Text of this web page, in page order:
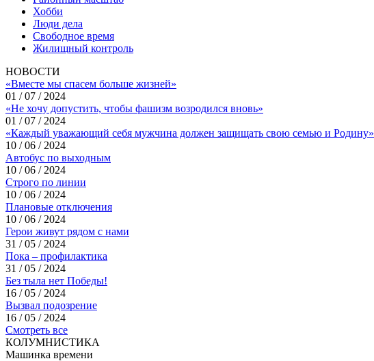
Хобби
Люди дела
Свободное время
Жилищный контроль
НОВОСТИ
«Вместе мы спасем больше жизней»
01 / 07 / 2024
«Не хочу допустить, чтобы фашизм возродился вновь»
01 / 07 / 2024
«Каждый уважающий себя мужчина должен защищать свою семью и Родину»
10 / 06 / 2024
Автобус по выходным
10 / 06 / 2024
Строго по линии
10 / 06 / 2024
Плановые отключения
10 / 06 / 2024
Герои живут рядом с нами
31 / 05 / 2024
Пока – профилактика
31 / 05 / 2024
Без тыла нет Победы!
16 / 05 / 2024
Вызвал подозрение
16 / 05 / 2024
Смотреть все
КОЛУМНИСТИКА
Машинка времени